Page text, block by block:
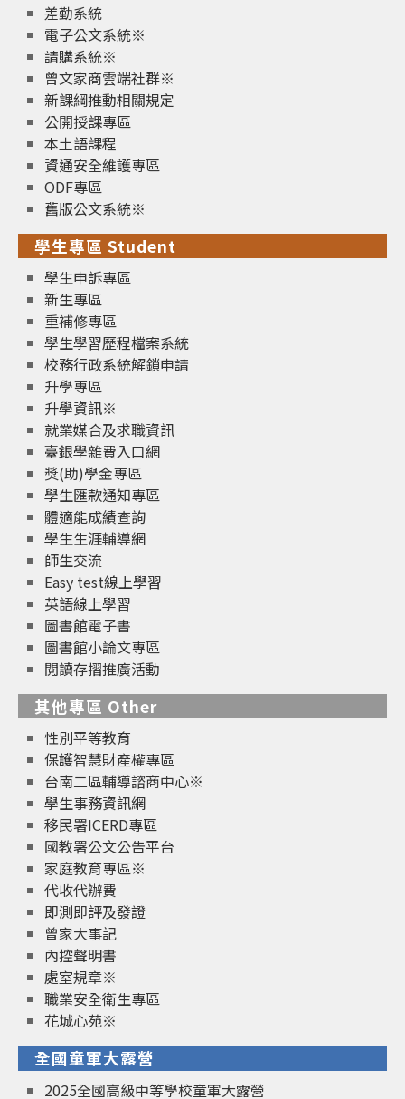
差勤系統
電子公文系統※
請購系統※
曾文家商雲端社群※
新課綱推動相關規定
公開授課專區
本土語課程
資通安全維護專區
ODF專區
舊版公文系統※
學生專區 Student
學生申訴專區
新生專區
重補修專區
學生學習歷程檔案系統
校務行政系統解鎖申請
升學專區
升學資訊※
就業媒合及求職資訊
臺銀學雜費入口網
獎(助)學金專區
學生匯款通知專區
體適能成績查詢
學生生涯輔導網
師生交流
Easy test線上學習
英語線上學習
圖書館電子書
圖書館小論文專區
閱讀存摺推廣活動
其他專區 Other
性別平等教育
保護智慧財產權專區
台南二區輔導諮商中心※
學生事務資訊網
移民署ICERD專區
國教署公文公告平台
家庭教育專區※
代收代辦費
即測即評及發證
曾家大事記
內控聲明書
處室規章※
職業安全衛生專區
花城心苑※
全國童軍大露營
2025全國高級中等學校童軍大露營